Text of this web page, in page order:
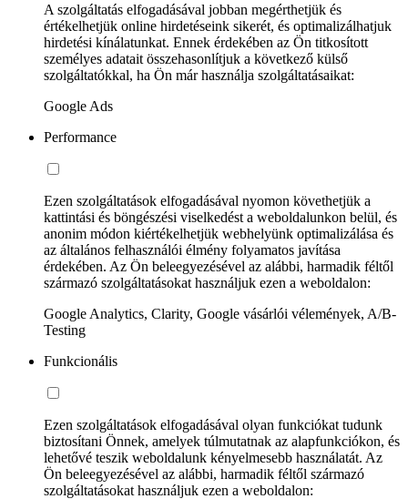
A szolgáltatás elfogadásával jobban megérthetjük és
értékelhetjük online hirdetéseink sikerét, és optimalizálhatjuk
hirdetési kínálatunkat. Ennek érdekében az Ön titkosított
személyes adatait összehasonlítjuk a következő külső
szolgáltatókkal, ha Ön már használja szolgáltatásaikat:
Google Ads
Performance
Ezen szolgáltatások elfogadásával nyomon követhetjük a
kattintási és böngészési viselkedést a weboldalunkon belül, és
anonim módon kiértékelhetjük webhelyünk optimalizálása és
az általános felhasználói élmény folyamatos javítása
érdekében. Az Ön beleegyezésével az alábbi, harmadik féltől
származó szolgáltatásokat használjuk ezen a weboldalon:
Google Analytics, Clarity, Google vásárlói vélemények, A/B-
Testing
Funkcionális
Ezen szolgáltatások elfogadásával olyan funkciókat tudunk
biztosítani Önnek, amelyek túlmutatnak az alapfunkciókon, és
lehetővé teszik weboldalunk kényelmesebb használatát. Az
Ön beleegyezésével az alábbi, harmadik féltől származó
szolgáltatásokat használjuk ezen a weboldalon: